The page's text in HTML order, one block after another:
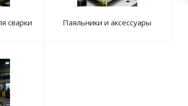
сварки Паяльники и аксессуары